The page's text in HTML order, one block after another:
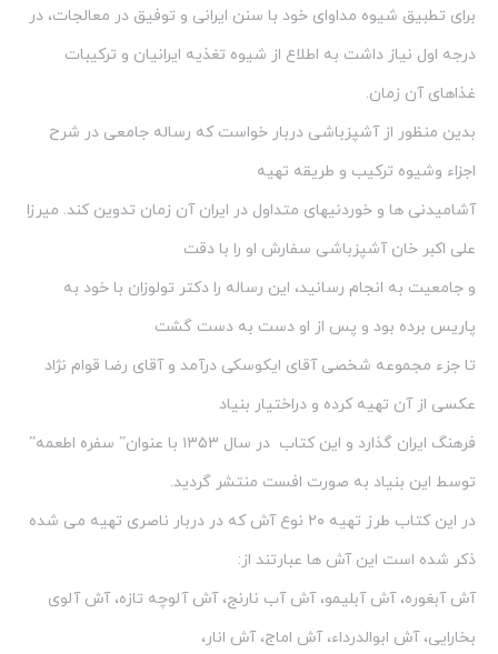
برای تطبیق شیوه مداوای خود با سنن ایرانی و توفیق در معالجات، در
درجه اول نیاز داشت به اطلاع از شیوه تغذیه ایرانیان و ترکیبات
غذاهای آن زمان.
بدین منظور از آشپزباشی دربار خواست که رساله جامعی در شرح
اجزاء وشیوه ترکیب و طریقه تهیه
آشامیدنی ها و خوردنیهای متداول در ایران آن زمان تدوین کند. میرزا
علی اکبر خان آشپزباشی سفارش او را با دقت
و جامعیت به انجام رسانید، این رساله را دکتر تولوزان با خود به
پاریس برده بود و پس از او دست به دست گشت
تا جزء مجموعه شخصی آقای ایکوسکی درآمد و آقای رضا قوام نژاد
عکسی از آن تهیه کرده و دراختیار بنیاد
فرهنگ ایران گذارد و این کتاب در سال ۱۳۵۳ با عنوان” سفره اطعمه”
توسط این بنیاد به صورت افست منتشر گردید.
در این کتاب طرز تهیه ۲۰ نوع آش که در دربار ناصری تهیه می شده
ذکر شده است این آش ها عبارتند از:
آش آبغوره، آش آبلیمو، آش آب نارنج، آش آلوچه تازه، آش آلوی
بخارایی، آش ابوالدرداء، آش اماج، آش انار،